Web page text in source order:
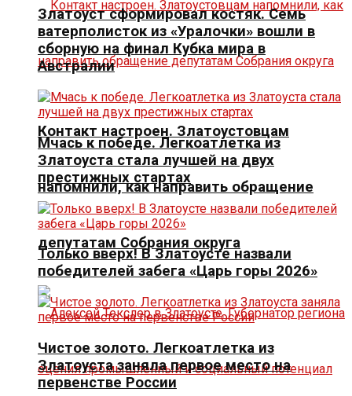
Контакт настроен. Златоустовцам
напомнили, как направить обращение
депутатам Собрания округа
Златоуст сформировал костяк. Семь
ватерполисток из «Уралочки» вошли в
сборную на финал Кубка мира в
Австралии
Мчась к победе. Легкоатлетка из
Златоуста стала лучшей на двух
престижных стартах
Только вверх! В Златоусте назвали
победителей забега «Царь горы 2026»
Чистое золото. Легкоатлетка из
Златоуста заняла первое место на
первенстве России